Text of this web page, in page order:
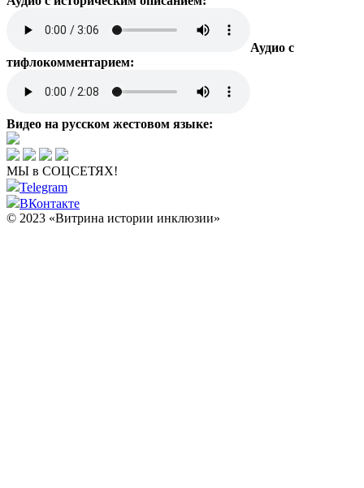
Аудио с
тифлокомментарием:
Видео на русском жестовом языке:
МЫ в СОЦСЕТЯХ!
Telegram
ВКонтакте
© 2023 «Витрина истории инклюзии»